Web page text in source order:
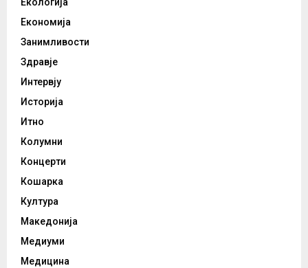
Економија
Занимливости
Здравје
Интервју
Историја
Итно
Колумни
Концерти
Кошарка
Култура
Македонија
Медиуми
Медицина